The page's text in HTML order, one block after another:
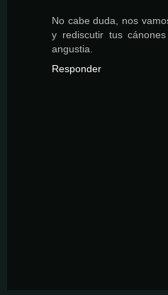
No cabe duda, nos
y rediscutir tus
angustia.
Responder